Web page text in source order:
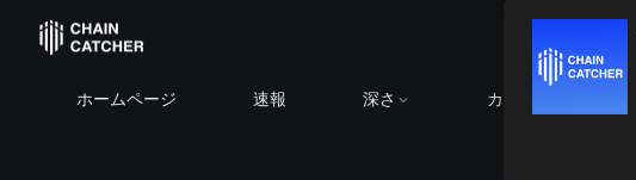
ホームページ 速報 深さ カレンダー